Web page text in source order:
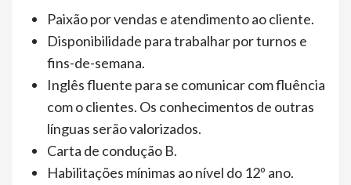
Paixão por vendas e atendimento ao cliente.
Disponibilidade para trabalhar por turnos e
fins-de-semana.
Inglês fluente para se comunicar com fluência
com o clientes. Os conhecimentos de outras
línguas serão valorizados.
Carta de condução B.
Habilitações mínimas ao nível do 12º ano.